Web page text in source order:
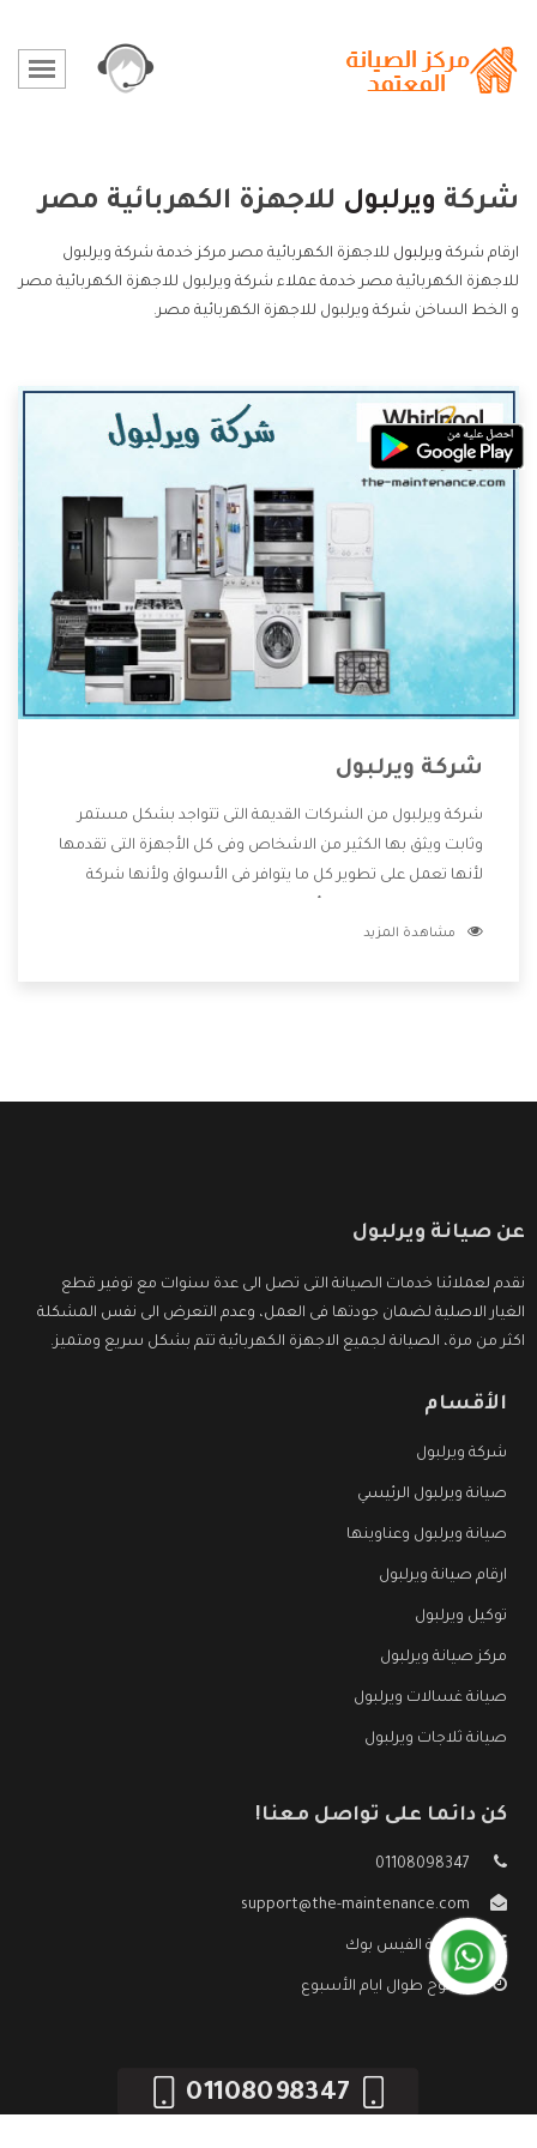
شركة ويرلبول للاجهزة الكهربائية مصر
ارقام شركة ويرلبول للاجهزة الكهربائية مصر مركز خدمة شركة ويرلبول
للاجهزة الكهربائية مصر خدمة عملاء شركة ويرلبول للاجهزة الكهربائية مصر
و الخط الساخن شركة ويرلبول للاجهزة الكهربائية مصر.
شركة ويرلبول
شركة ويرلبول من الشركات القديمة التى تتواجد بشكل مستمر
وثابت ويثق بها الكثير من الاشخاص وفى كل الأجهزة التى تقدمها
لأنها تعمل على تطوير كل ما يتوافر فى الأسواق ولأنها شركة
وتقدم للعملاء أقوى العروض والخصومات التى تسهل على
مشاهدة المزيد
عن صيانة ويرلبول
نقدم لعملائنا خدمات الصيانة التى تصل الى عدة سنوات مع توفير قطع
الغيار الاصلية لضمان جودتها فى العمل، وعدم التعرض الى نفس المشكلة
اكثر من مرة، الصيانة لجميع الاجهزة الكهربائية تتم بشكل سريع ومتميز.
الأقسام
شركة ويرلبول
صيانة ويرلبول الرئيسي
صيانة ويرلبول وعناوينها
ارقام صيانة ويرلبول
توكيل ويرلبول
مركز صيانة ويرلبول
صيانة غسالات ويرلبول
صيانة ثلاجات ويرلبول
كن دائما على تواصل معنا!
01108098347
support@the-maintenance.com
صفحة الفيس بوك
مفتوح طوال ايام الأسبوع
01108098347